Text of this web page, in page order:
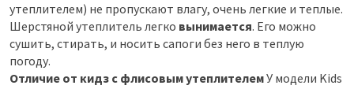
утеплителем) не пропускают влагу, очень легкие и теплые.
Шерстяной утеплитель легко вынимается. Его можно
сушить, стирать, и носить сапоги без него в теплую
погоду.
Отличие от кидз с флисовым утеплителемУ модели Kids